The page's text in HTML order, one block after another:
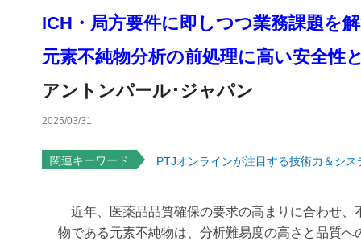
ICH・局方要件に即しつつ業務課題を
元素不純物分析の前処理に高い安全性
アントンパール･ジャパン
2025/03/31
関連キーワード PTJオンラインが注目する技術力＆シス
近年、医薬品品質確保の要求の高まりに合わせ、
物である元素不純物は、分析難易度の高さと品質